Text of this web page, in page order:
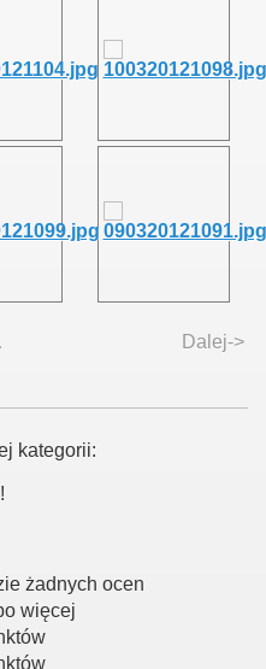
Dalej->
kategorii:
żadnych ocen
więcej